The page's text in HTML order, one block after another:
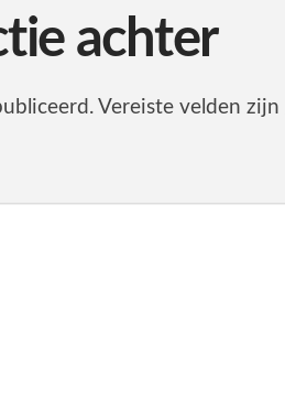
achter
Vereiste velden